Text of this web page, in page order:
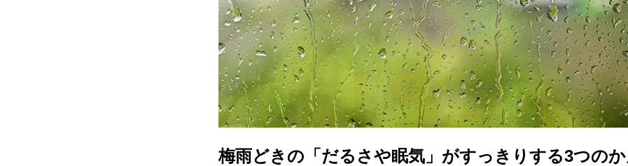
梅雨どきの「だるさや眠気」がすっきりする3つの